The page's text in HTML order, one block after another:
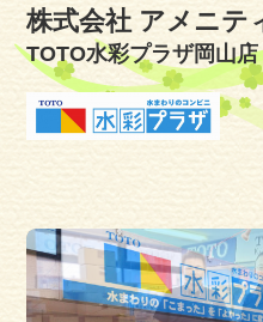
株式会社 アメニテ
TOTO水彩プラザ岡山店